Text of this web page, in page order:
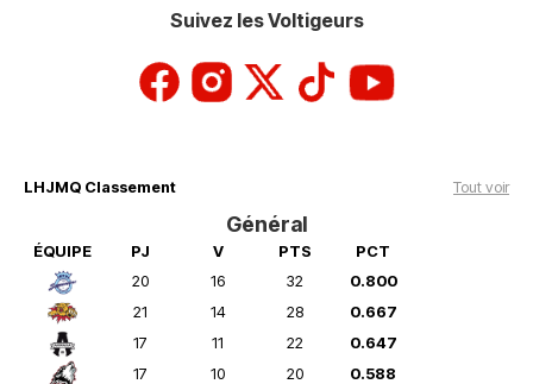
Suivez les Voltigeurs
LHJMQ Classement Tout voir
Général
ÉQUIPE PJ V PTS
PCT
20
16 32
0.800
21
14 28
0.667
17
11 22
0.647
17
10 20 0.588